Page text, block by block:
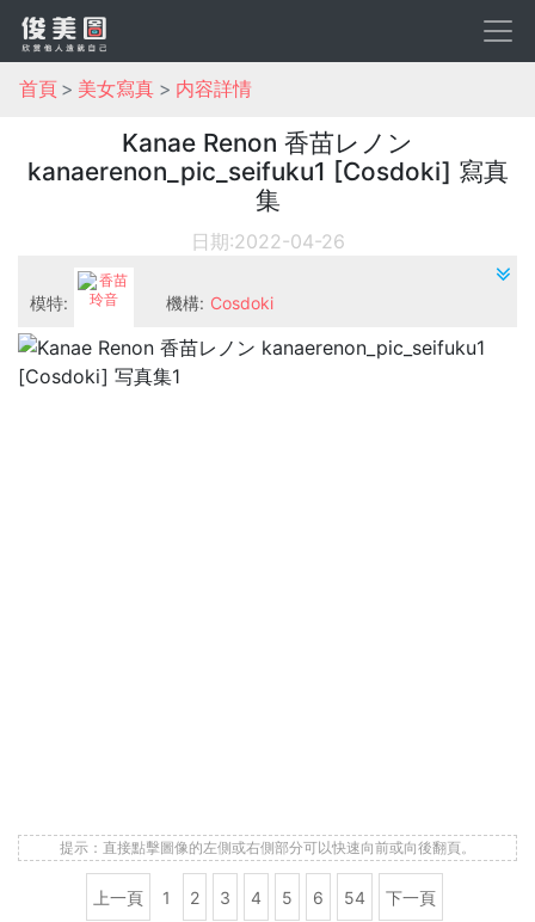
首頁 美女寫真 内容詳情
Kanae Renon 香苗レノン
kanaerenon_pic_seifuku1 [Cosdoki] 寫真
集
日期:2022-04-26
模特:
香苗玲音
機構: Cosdoki
提示：直接點擊圖像的左側或右側部分可以快速向前或向後翻頁。
上一頁 1 2 3 4 5 6 54 下一頁